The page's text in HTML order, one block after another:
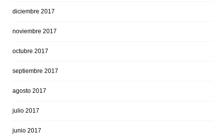
diciembre 2017
noviembre 2017
octubre 2017
septiembre 2017
agosto 2017
julio 2017
junio 2017